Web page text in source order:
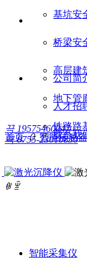
基坑安
桥梁安
高层建
地下管
铁路路
公司简
人才招
联系我
끅 19575460047
끅 0755-23010830
首页 ꄲ 智能传感器
ꁆ ꁇ
智能采集仪